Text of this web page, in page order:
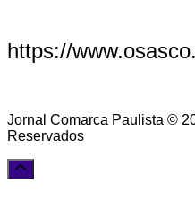
https://
Jornal Comarca Paulista ©
Reservados